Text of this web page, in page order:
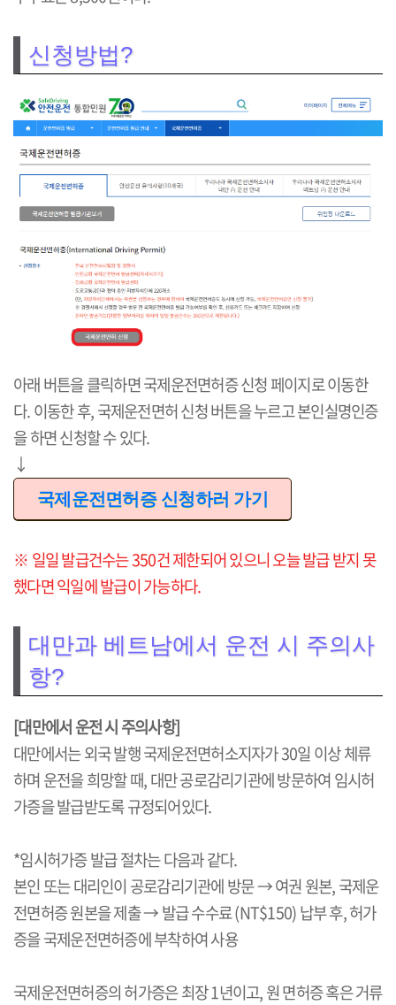
신청방법?
아래 버튼을 클릭하면 국제운전면허증 신청 페이지로 이동한
다. 이동한 후, 국제운전면허 신청 버튼을 누르고 본인실명인증
을 하면 신청할 수 있다.
↓
국제운전면허증 신청하러 가기
※ 일일 발급건수는 350건 제한되어 있으니 오늘 발급 받지 못
했다면 익일에 발급이 가능하다.
대만과 베트남에서 운전 시 주의사
항?
[대만에서 운전 시 주의사항]
대만에서는 외국 발행 국제운전면허소지자가 30일 이상 체류
하며 운전을 희망할 때, 대만 공로감리기관에 방문하여 임시허
가증을 발급받도록 규정되어있다.
*임시허가증 발급 절차는 다음과 같다.
본인 또는 대리인이 공로감리기관에 방문 → 여권 원본, 국제운
전면허증 원본을 제출 → 발급 수수료 (NT$150) 납부 후, 허가
증을 국제운전면허증에 부착하여 사용
국제운전면허증의 허가증은 최장 1년이고, 원 면허증 혹은 거류